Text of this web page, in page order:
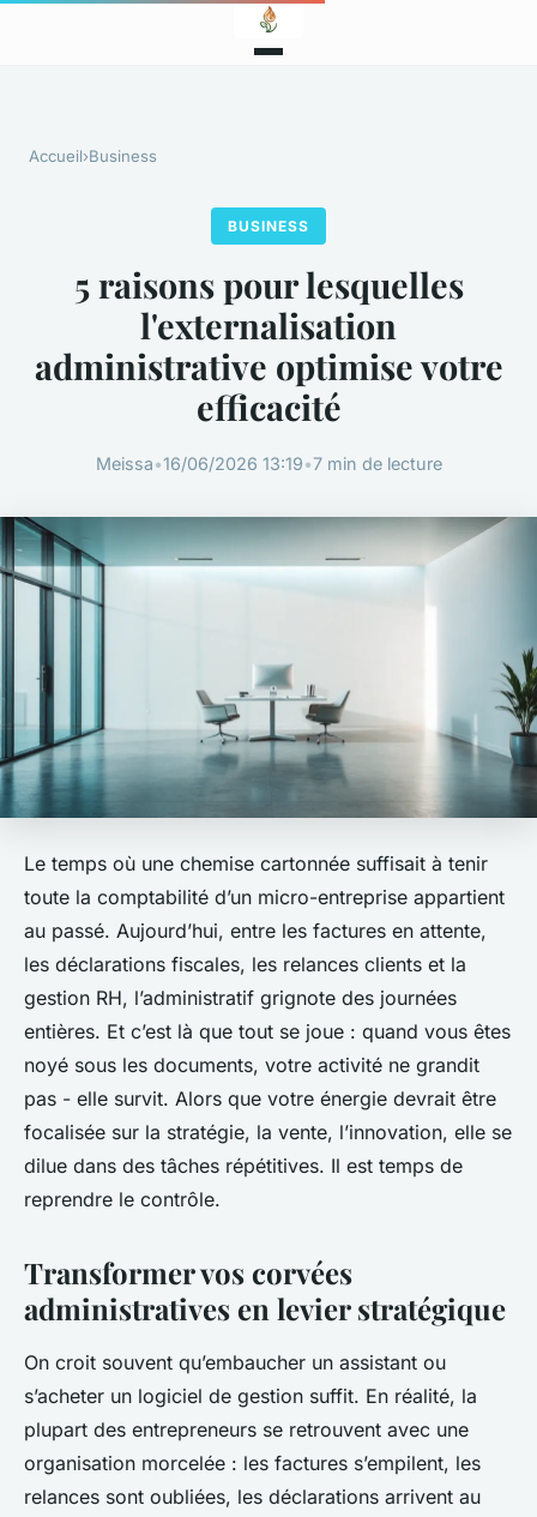
Accueil›Business
BUSINESS
5 raisons pour lesquelles
l'externalisation
administrative optimise votre
efficacité
Meissa•16/06/2026 13:19•7 min de lecture
Le temps où une chemise cartonnée suffisait à tenir
toute la comptabilité d’un micro-entreprise appartient
au passé. Aujourd’hui, entre les factures en attente,
les déclarations fiscales, les relances clients et la
gestion RH, l’administratif grignote des journées
entières. Et c’est là que tout se joue : quand vous êtes
noyé sous les documents, votre activité ne grandit
pas - elle survit. Alors que votre énergie devrait être
focalisée sur la stratégie, la vente, l’innovation, elle se
dilue dans des tâches répétitives. Il est temps de
reprendre le contrôle.
Transformer vos corvées
administratives en levier stratégique
On croit souvent qu’embaucher un assistant ou
s’acheter un logiciel de gestion suffit. En réalité, la
plupart des entrepreneurs se retrouvent avec une
organisation morcelée : les factures s’empilent, les
relances sont oubliées, les déclarations arrivent au